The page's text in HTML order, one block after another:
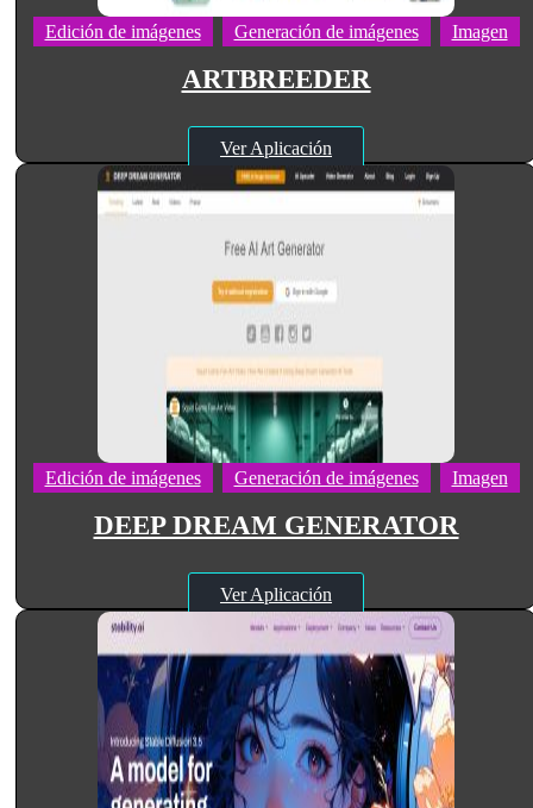
Edición de imágenes Generación de imágenes Imagen
ARTBREEDER
Ver Aplicación
Edición de imágenes Generación de imágenes Imagen
DEEP DREAM GENERATOR
Ver Aplicación